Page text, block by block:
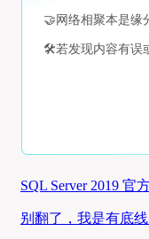
🤝 网络相聚本是缘
🛠️若发现内容有误
SQL Server 2019 官
别翻了，我是有底线